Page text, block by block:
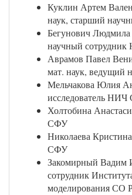
Куклин Артем
наук, старший
Бегунович
научный
Аврамов Павел
мат. наук, ведущий
Мельчакова Юлия
исследователь
Холтобина
СФУ
Николаева
СФУ
Закомирный Вадим
сотрудник
моделирования СО